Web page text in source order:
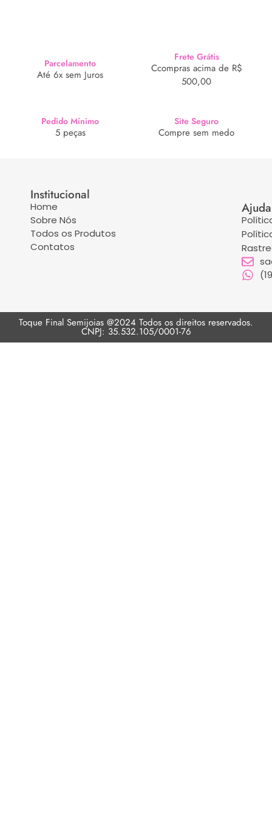
Parcelamento
Até 6x sem Juros
Frete Grátis
Ccompras acima de R$
500,00
Pedido Mínimo
5 peças
Site Seguro
Compre sem medo
Institucional
Home
Sobre Nós
Todos os Produtos
Contatos
Ajuda
Toque Final Semijoias @2024 Todos os direitos reservados.
CNPJ: 35.532.105/0001-76